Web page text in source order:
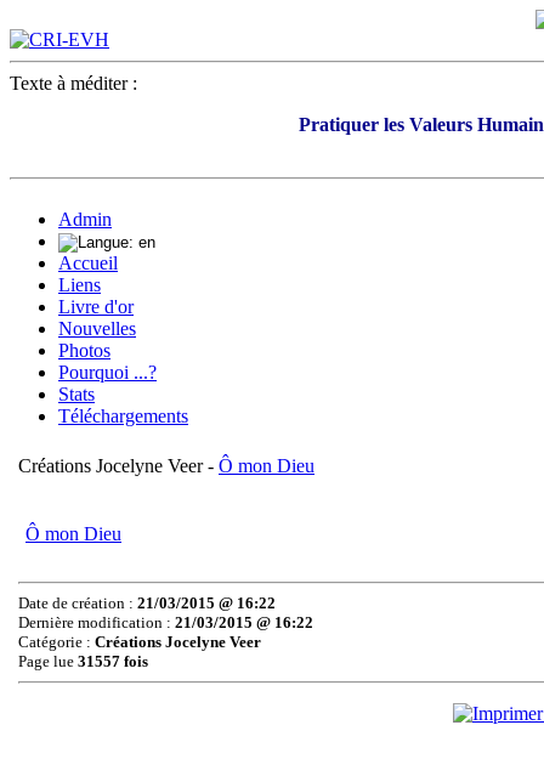
Texte à méditer :
Pratiquer les Valeurs
Admin
Accueil
Liens
Livre d'or
Nouvelles
Photos
Pourquoi ...?
Stats
Téléchargements
Créations Jocelyne Veer - Ô mon Dieu
Ô mon Dieu
Date de création : 21/03/2015 @ 16:22
Dernière modification : 21/03/2015 @ 16:22
Catégorie : Créations Jocelyne Veer
Page lue 31557 fois